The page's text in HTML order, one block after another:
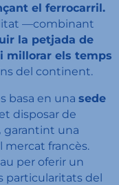
el ferrocarril.
—combinant
la petjada de
millorar els temps
del continent.
basa en una sede
disposar de
garantint una
mercat francès.
per oferir un
particularitats del